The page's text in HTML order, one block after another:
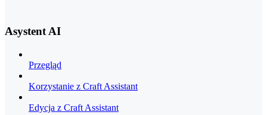
Asystent AI
Przegląd
Korzystanie z Craft Assistant
Edycja z Craft Assistant